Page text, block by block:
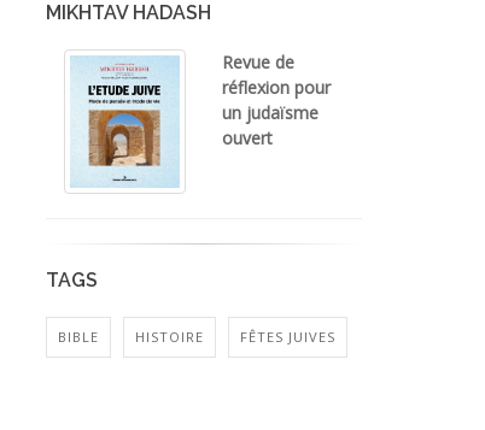
MIKHTAV HADASH
Revue de
réflexion pour
un judaïsme
ouvert
TAGS
BIBLE HISTOIRE FÊTES JUIVES